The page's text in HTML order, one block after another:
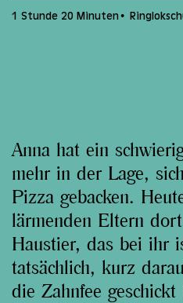
1 Stunde 20 Minuten
Anna hat ein
mehr in der Lage,
Pizza gebacken.
lärmenden Eltern
Haustier, das bei ihr
tatsächlich, kurz
die Zahnfee